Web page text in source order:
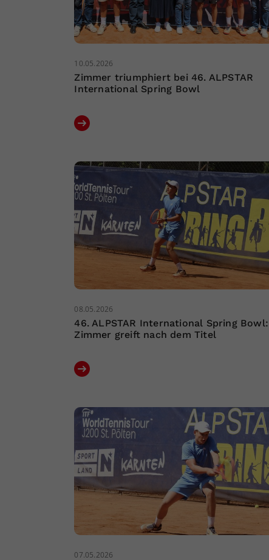
10.05.2026
Zimmer triumphiert bei 46. ALPSTAR
International Spring Bowl
08.05.2026
46. ALPSTAR International Spring Bowl:
Zimmer greift nach dem Titel
07.05.2026